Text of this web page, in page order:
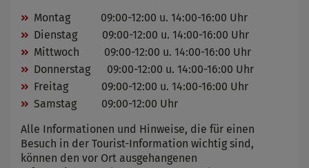
Montag 09:00-12:00 u. 14:00-16:00 Uhr
Dienstag 09:00-12:00 u. 14:00-16:00 Uhr
Mittwoch 09:00-12:00 u. 14:00-16:00 Uhr
Donnerstag 09:00-12:00 u. 14:00-16:00 Uhr
Freitag 09:00-12:00 u. 14:00-16:00 Uhr
Samstag 09:00-12:00 Uhr
Alle Informationen und Hinweise, die für einen
Besuch in der Tourist-Information wichtig sind,
können den vor Ort ausgehangenen